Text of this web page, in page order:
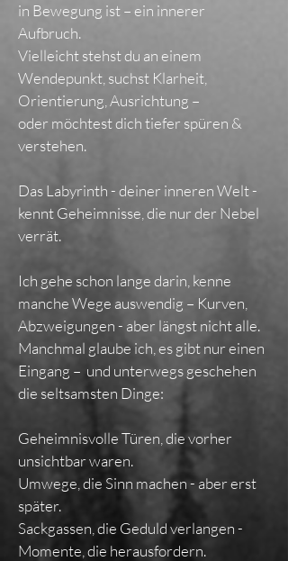
in Bewegung ist – ein innerer
Aufbruch.
Vielleicht stehst du an einem
Wendepunkt, suchst Klarheit,
Orientierung, Ausrichtung –
oder möchtest dich tiefer spüren &
verstehen.
Das Labyrinth - deiner inneren Welt -
kennt Geheimnisse, die nur der Nebel
verrät.
Ich gehe schon lange darin, kenne
manche Wege auswendig – Kurven,
Abzweigungen - aber längst nicht alle.
Manchmal glaube ich, es gibt nur einen
Eingang – und unterwegs geschehen
die seltsamsten Dinge:
Geheimnisvolle Türen, die vorher
unsichtbar waren.
Umwege, die Sinn machen - aber erst
später.
Sackgassen, die Geduld verlangen -
Momente, die herausfordern.